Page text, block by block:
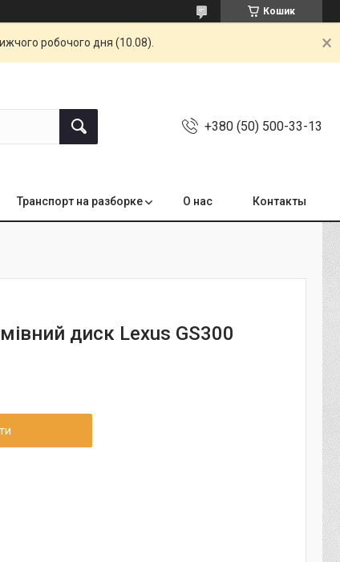
Кошик
робочого дня (10.08).
+380 (50) 500-33-13
Транспорт на разборке О нас Контакты
диск Lexus GS300